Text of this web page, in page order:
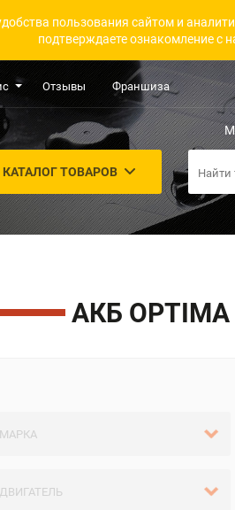
пользования сайтом и
подтверждаете ознакомление с
Отзывы Франшиза
КАТАЛОГ ТОВАРОВ
АКБ